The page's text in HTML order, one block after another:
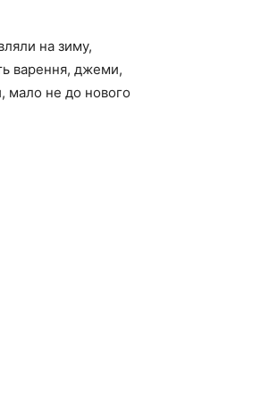
на зиму,
варення, джеми,
мало не до нового